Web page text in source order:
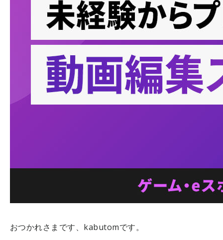
おつかれさまです、kabutomです。